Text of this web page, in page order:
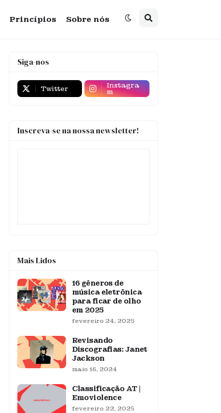
Princípios Sobre nós
Siga-nos
Twitter Instagra
m
Inscreva-se na nossa newsletter!
Mais Lidos
16 gêneros de
música eletrônica
para ficar de olho
em 2025
fevereiro 24, 2025
Revisando
Discografias: Janet
Jackson
maio 16, 2024
Classificação AT |
Emoviolence
fevereiro 22, 2025